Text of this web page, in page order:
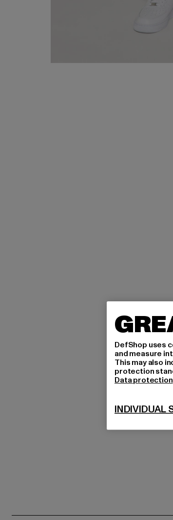
DefShop uses
and measure
This may also
protection
Data protection
INDIVIDUAL